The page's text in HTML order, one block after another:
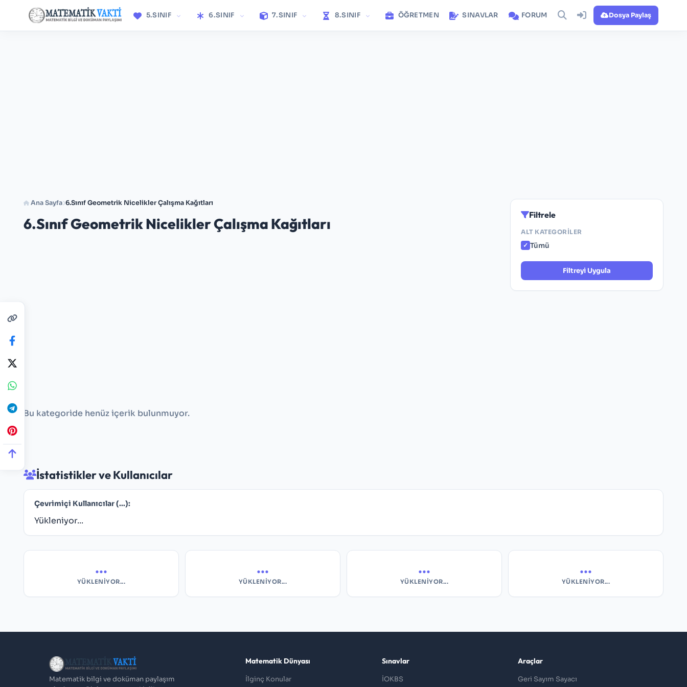
5.SINIF 6.SINIF 7.SINIF 8.SINIF ÖĞRETMEN SINAVLAR FORUM Dosya Paylaş
Ana Sayfa 6.Sınıf Geometrik Nicelikler Çalışma Kağıtları
6.Sınıf Geometrik Nicelikler Çalışma Kağıtları
Bu kategoride henüz içerik bulunmuyor.
Filtrele
ALT KATEGORILER
Tümü
Filtreyi Uygula
İstatistikler ve Kullanıcılar
Çevrimiçi Kullanıcılar (...):
Yükleniyor...
...
YÜKLENIYOR...
...
YÜKLENIYOR...
...
YÜKLENIYOR...
...
YÜKLENIYOR...
Matematik bilgi ve doküman paylaşım
Matematik Dünyası
İlginç Konular
Sınavlar
İOKBS
Araçlar
Geri Sayım Sayacı